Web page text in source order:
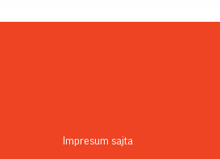
Impresum sajta